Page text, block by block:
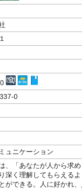
0
ュニケーション
、「あなたが人から求
深く理解してもらえる
ができる。人に好かれ